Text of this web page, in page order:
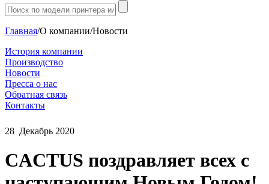
Главная/О компании/Новости
История компании
Производство
Новости
Пресса о нас
Обратная связь
Контакты
28 Декабрь 2020
CACTUS поздравляет всех с